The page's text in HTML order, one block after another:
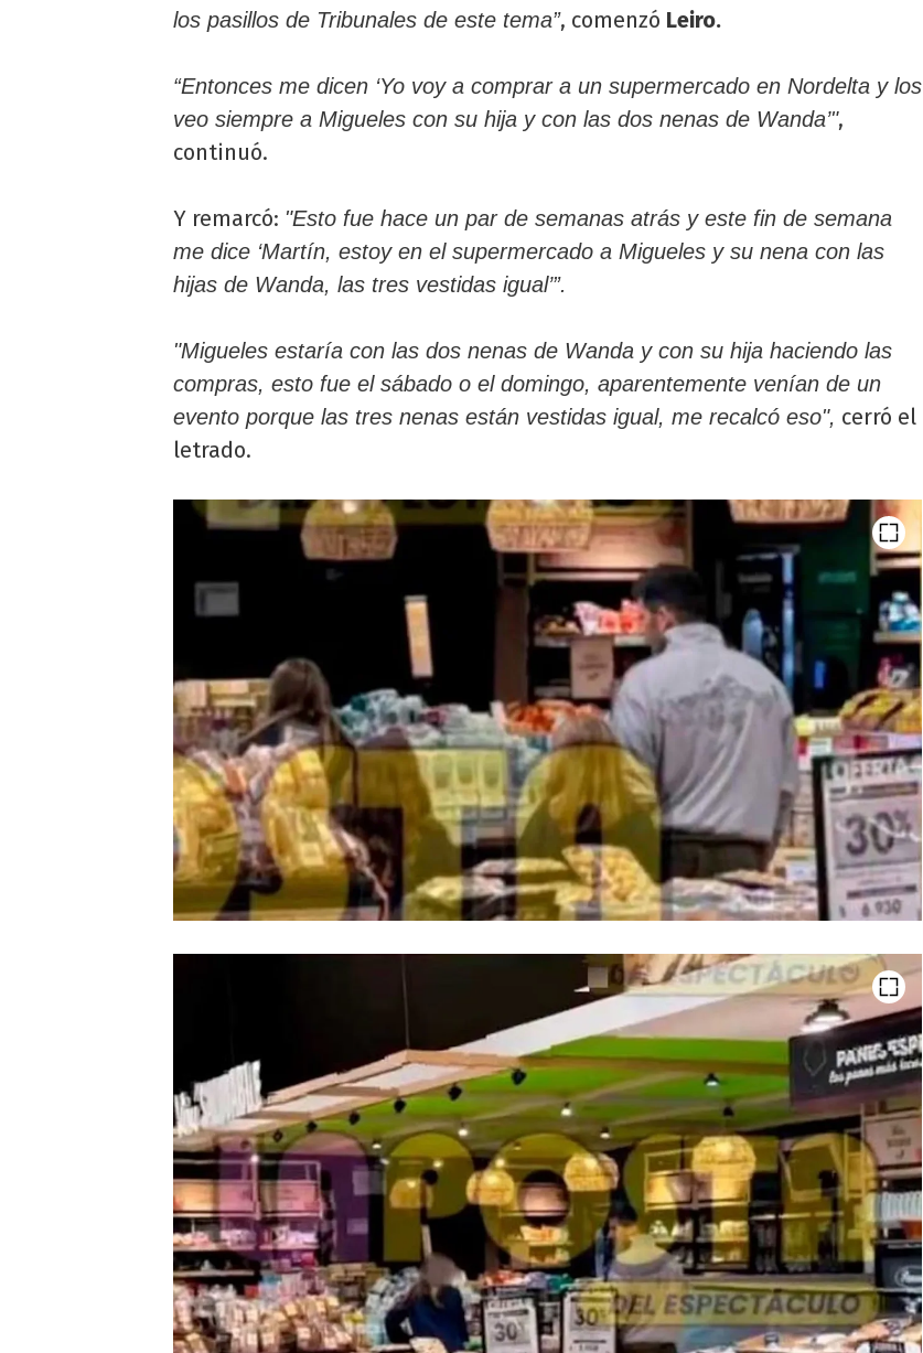
los pasillos de Tribunales de este tema”, comenzó Leiro.
“Entonces me dicen ‘Yo voy a comprar a un supermercado en Nordelta y los
veo siempre a Migueles con su hija y con las dos nenas de Wanda’",
continuó.
Y remarcó: "Esto fue hace un par de semanas atrás y este fin de semana
me dice ‘Martín, estoy en el supermercado a Migueles y su nena con las
hijas de Wanda, las tres vestidas igual’”.
"Migueles estaría con las dos nenas de Wanda y con su hija haciendo las
compras, esto fue el sábado o el domingo, aparentemente venían de un
evento porque las tres nenas están vestidas igual, me recalcó eso", cerró el
letrado.